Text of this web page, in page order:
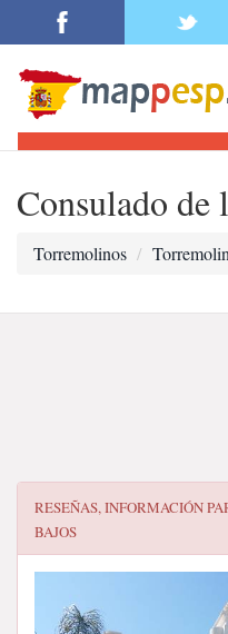
Consulado de
Torremolinos
RESEÑAS, INFORMACIÓN
BAJOS